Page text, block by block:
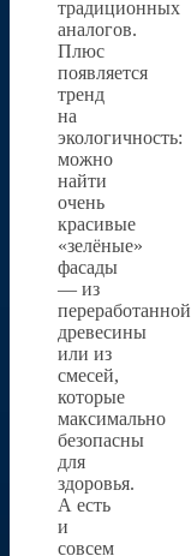
традиционных
аналогов.
Плюс
появляется
тренд
на
экологичность:
можно
найти
очень
красивые
«зелёные»
фасады
— из
переработанной
древесины
или из
смесей,
которые
максимально
безопасны
для
здоровья.
А есть
и
совсем